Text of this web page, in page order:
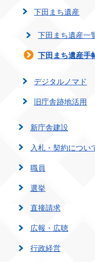
下田まち遺産
下田まち遺産一
下田まち遺産手
デジタルノマド
旧庁舎跡地活用
新庁舎建設
入札・契約につい
職員
選挙
直接請求
広報・広聴
行政経営